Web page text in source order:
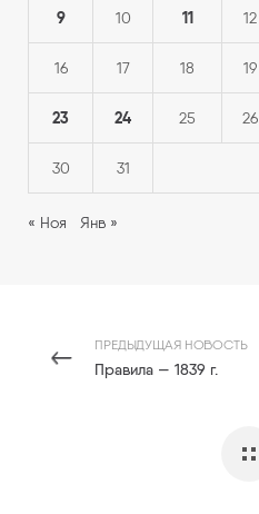
9 10 11 12
16 17 18 19
23 24 25 26
30 31
« Ноя Янв »
ПРЕДЫДУЩАЯ НОВОСТЬ
Правила — 1839 г.